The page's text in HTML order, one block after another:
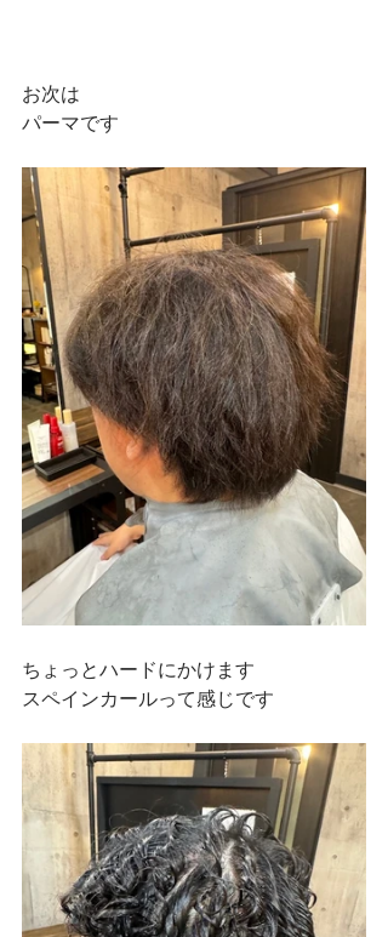
お次は
パーマです
ちょっとハードにかけます
スペインカールって感じです